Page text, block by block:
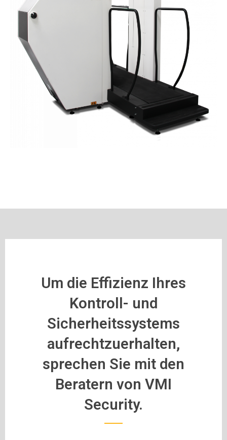
Um die Effizienz Ihres
Kontroll- und
Sicherheitssystems
aufrechtzuerhalten,
sprechen Sie mit den
Beratern von VMI
Security.